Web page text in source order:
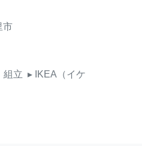
市
組立 ▸ IKEA（イケ